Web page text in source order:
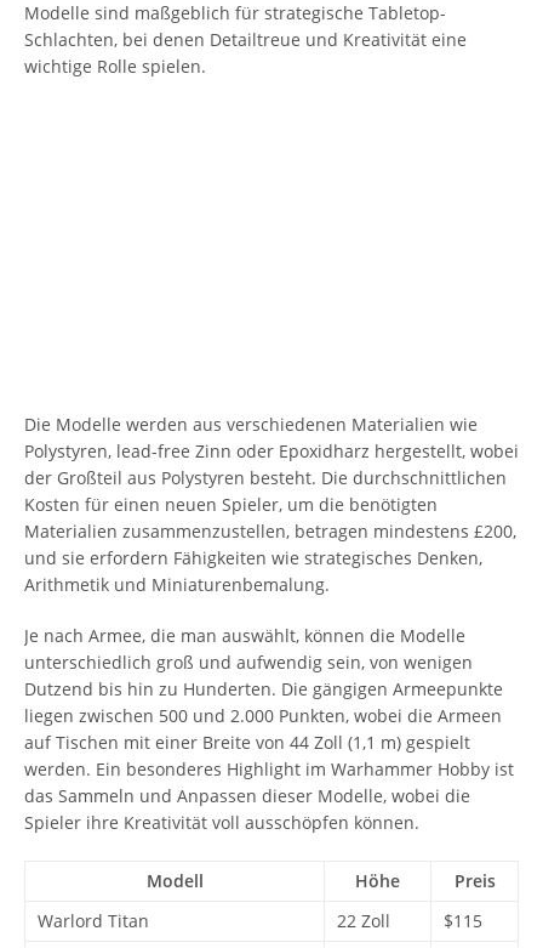
Modelle sind maßgeblich für strategische Tabletop-
Schlachten, bei denen Detailtreue und Kreativität eine
wichtige Rolle spielen.
Die Modelle werden aus verschiedenen Materialien wie
Polystyren, lead-free Zinn oder Epoxidharz hergestellt, wobei
der Großteil aus Polystyren besteht. Die durchschnittlichen
Kosten für einen neuen Spieler, um die benötigten
Materialien zusammenzustellen, betragen mindestens £200,
und sie erfordern Fähigkeiten wie strategisches Denken,
Arithmetik und Miniaturenbemalung.
Je nach Armee, die man auswählt, können die Modelle
unterschiedlich groß und aufwendig sein, von wenigen
Dutzend bis hin zu Hunderten. Die gängigen Armeepunkte
liegen zwischen 500 und 2.000 Punkten, wobei die Armeen
auf Tischen mit einer Breite von 44 Zoll (1,1 m) gespielt
werden. Ein besonderes Highlight im Warhammer Hobby ist
das Sammeln und Anpassen dieser Modelle, wobei die
Spieler ihre Kreativität voll ausschöpfen können.
Modell Höhe
Preis
Warlord Titan
22 Zoll $115